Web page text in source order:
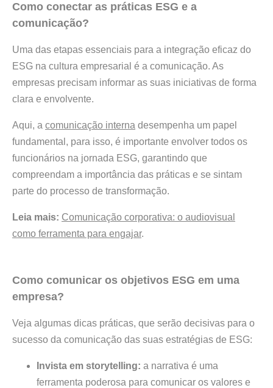
Como conectar as práticas ESG e a
comunicação?
Uma das etapas essenciais para a integração eficaz do
ESG na cultura empresarial é a comunicação. As
empresas precisam informar as suas iniciativas de forma
clara e envolvente.
Aqui, a comunicação interna desempenha um papel
fundamental, para isso, é importante envolver todos os
funcionários na jornada ESG, garantindo que
compreendam a importância das práticas e se sintam
parte do processo de transformação.
Leia mais: Comunicação corporativa: o audiovisual
como ferramenta para engajar.
Como comunicar os objetivos ESG em uma
empresa?
Veja algumas dicas práticas, que serão decisivas para o
sucesso da comunicação das suas estratégias de ESG:
Invista em storytelling: a narrativa é uma
ferramenta poderosa para comunicar os valores e